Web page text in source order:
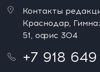
Контакты
Краснодар,
51, офис 304
+7 918